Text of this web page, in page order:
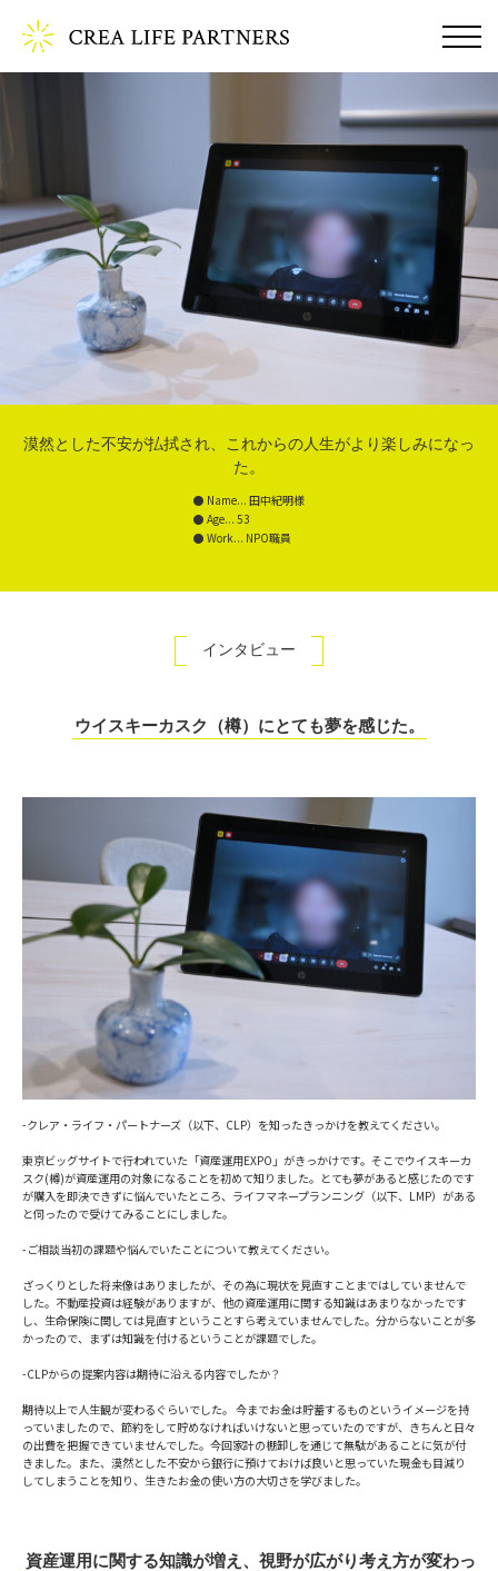
漠然とした不安が払拭され、これからの人生がより楽しみになっ
た。
Name... 田中紀明様
Age... 53
Work... NPO職員
インタビュー
ウイスキーカスク（樽）にとても夢を感じた。
-クレア・ライフ・パートナーズ（以下、CLP）を知ったきっかけを教えてください。
東京ビッグサイトで行われていた「資産運用EXPO」がきっかけです。そこでウイスキーカ
スク(樽)が資産運用の対象になることを初めて知りました。とても夢があると感じたのです
が購入を即決できずに悩んでいたところ、ライフマネープランニング（以下、LMP）がある
と伺ったので受けてみることにしました。
-ご相談当初の課題や悩んでいたことについて教えてください。
ざっくりとした将来像はありましたが、その為に現状を見直すことまではしていませんで
した。不動産投資は経験がありますが、他の資産運用に関する知識はあまりなかったです
し、生命保険に関しては見直すということすら考えていませんでした。分からないことが多
かったので、まずは知識を付けるということが課題でした。
-CLPからの提案内容は期待に沿える内容でしたか？
期待以上で人生観が変わるぐらいでした。 今までお金は貯蓄するものというイメージを持
っていましたので、節約をして貯めなければいけないと思っていたのですが、きちんと日々
の出費を把握できていませんでした。今回家計の棚卸しを通じて無駄があることに気が付
きました。また、漠然とした不安から銀行に預けておけば良いと思っていた現金も目減り
してしまうことを知り、生きたお金の使い方の大切さを学びました。
資産運用に関する知識が増え、視野が広がり考え方が変わっ